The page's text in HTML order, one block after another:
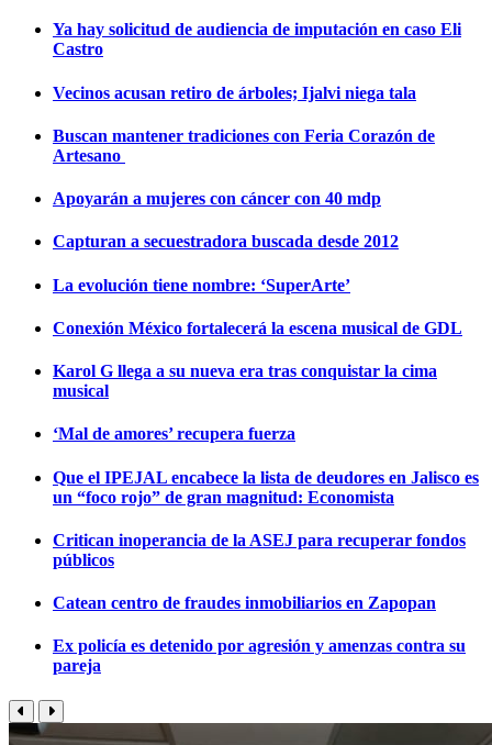
Ya hay solicitud de audiencia de imputación en caso Eli
Castro
Vecinos acusan retiro de árboles; Ijalvi niega tala
Buscan mantener tradiciones con Feria Corazón de
Artesano
Apoyarán a mujeres con cáncer con 40 mdp
Capturan a secuestradora buscada desde 2012
La evolución tiene nombre: ‘SuperArte’
Conexión México fortalecerá la escena musical de GDL
Karol G llega a su nueva era tras conquistar la cima
musical
‘Mal de amores’ recupera fuerza
Que el IPEJAL encabece la lista de deudores en Jalisco es
un “foco rojo” de gran magnitud: Economista
Critican inoperancia de la ASEJ para recuperar fondos
públicos
Catean centro de fraudes inmobiliarios en Zapopan
Ex policía es detenido por agresión y amenzas contra su
pareja